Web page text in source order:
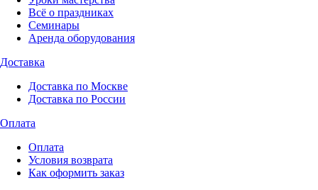
Всё о праздниках
Семинары
Аренда оборудования
Доставка
Доставка по Москве
Доставка по России
Оплата
Оплата
Условия возврата
Как оформить заказ